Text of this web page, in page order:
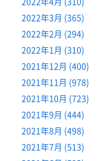
2022年3月 (365)
2022年2月 (294)
2022年1月 (310)
2021年12月 (400)
2021年11月 (978)
2021年10月 (723)
2021年9月 (444)
2021年8月 (498)
2021年7月 (513)